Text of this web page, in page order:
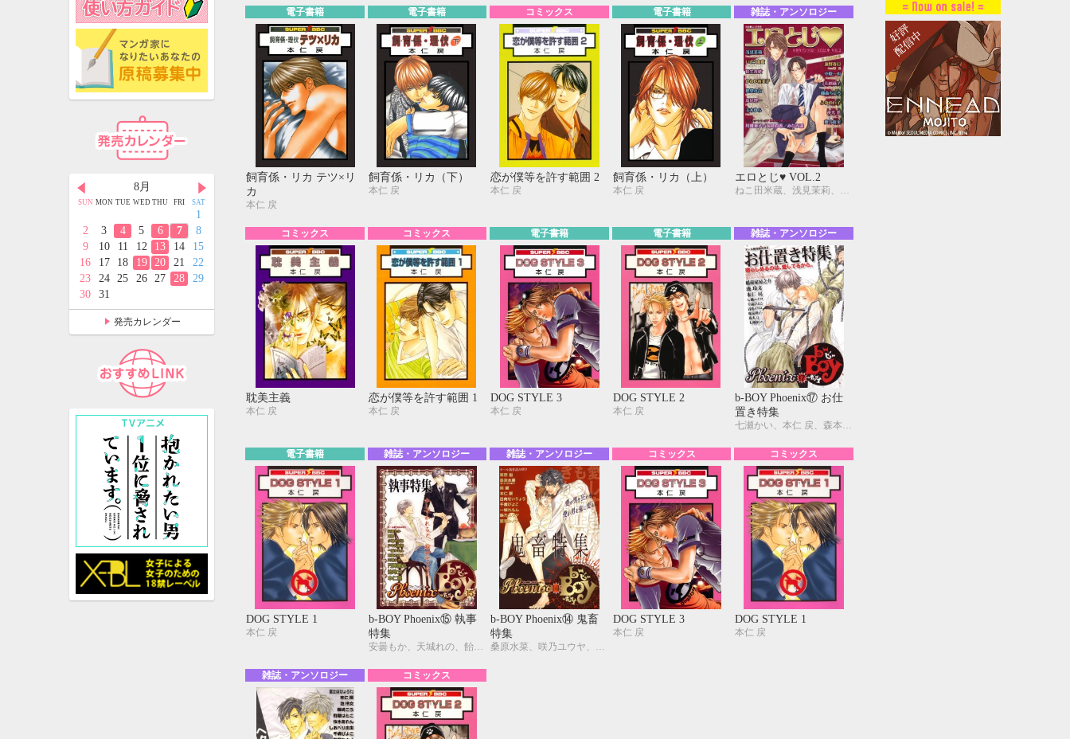
電子書籍
飼育係・リカ テツ×リ
カ
本仁 戻
電子書籍
飼育係・リカ（下）
本仁 戻
コミックス
恋が僕等を許す範囲 2
本仁 戻
電子書籍
飼育係・リカ（上）
本仁 戻
雑誌・アンソロジー
エロとじ♥ VOL.2
コミックス
耽美主義
本仁 戻
コミックス
恋が僕等を許す範囲 1
本仁 戻
電子書籍
DOG STYLE 3
本仁 戻
電子書籍
DOG STYLE 2
本仁 戻
雑誌・アンソロジー
b-BOY Phoenix⑰ お仕
置き特集
七瀬かい、本仁 戻、森本 Q、青色イリコ、池 玲文、和泉棒子、稲荷家房之介、千歳ぴよこ、七織ニナコ
電子書籍
DOG STYLE 1
本仁 戻
雑誌・アンソロジー
b-BOY Phoenix⑮ 執事
特集
安曇もか、天城れの、飴屋カナメ、池 玲文、一城れもん、円陣闇丸、小鳩めばる、剣 解、ドキ丸胸男、本仁 戻
雑誌・アンソロジー
b-BOY Phoenix⑭ 鬼畜
特集
桑原水菜、咲乃ユウヤ、千歳ぴよこ、剣 解、東野 裕、日向せいりょう、本仁 戻、藍音シノブ、一城れもん、佐々木久美子
コミックス
DOG STYLE 3
本仁 戻
コミックス
DOG STYLE 1
本仁 戻
雑誌・アンソロジー コミックス
8月
SUN MON TUE WED THU FRI SAT
1
2
3 4 5 6 7
8
9
10 11 12 13 14
15
16
17 18 19 20 21
22
23
24 25 26 27 28
29
30
31
MON TUE
7 8 9 10 11
12
15 16 17 18
19
22 23 24 25
26
29 30
4
5 6 7 8 9
10
11
12 13 14 15 16
19 20 21 22
26 27 28 29
発売カレンダー